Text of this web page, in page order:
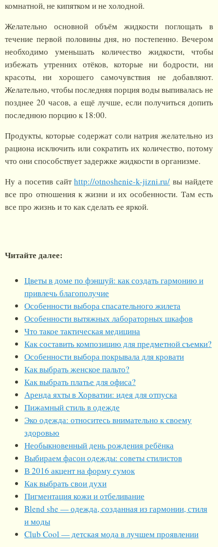
комнатной, не кипятком и не холодной.
Желательно основной объём жидкости поглощать в
течение первой половины дня, но постепенно. Вечером
необходимо уменьшать количество жидкости, чтобы
избежать утренних отёков, которые ни бодрости, ни
красоты, ни хорошего самочувствия не добавляют.
Желательно, чтобы последняя порция воды выпивалась не
позднее 20 часов, а ещё лучше, если получиться допить
последнюю порцию к 18:00.
Продукты, которые содержат соли натрия желательно из
рациона исключить или сократить их количество, потому
что они способствует задержке жидкости в организме.
Ну а посетив сайтhttp://otnoshenie-k-jizni.ru/ вы найдете
все про отношения к жизни и их особенности. Там есть
все про жизнь и то как сделать ее яркой.
Читайте далее:
Цветы в доме по фэншуй: как создать гармонию и
привлечь благополучие
Особенности выбора спасательного жилета
Особенности вытяжных лабораторных шкафов
Что такое тактическая медицина
Как составить композицию для предметной съемки?
Особенности выбора покрывала для кровати
Как выбрать женское пальто?
Как выбрать платье для офиса?
Аренда яхты в Хорватии: идея для отпуска
Пижамный стиль в одежде
Эко одежда: относитесь внимательно к своему
здоровью
Необыкновенный день рождения ребёнка
Выбираем фасон одежды: советы стилистов
В 2016 акцент на форму сумок
Как выбрать свои духи
Пигментация кожи и отбеливание
Blend she — одежда, созданная из гармонии, стиля
и моды
Club Cool — детская мода в лучшем проявлении